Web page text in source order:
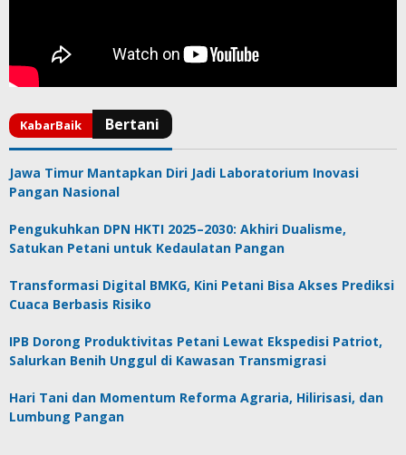
Jawa Timur Mantapkan Diri Jadi Laboratorium Inovasi
Pangan Nasional
Pengukuhkan DPN HKTI 2025–2030: Akhiri Dualisme,
Satukan Petani untuk Kedaulatan Pangan
Transformasi Digital BMKG, Kini Petani Bisa Akses Prediksi
Cuaca Berbasis Risiko
IPB Dorong Produktivitas Petani Lewat Ekspedisi Patriot,
Salurkan Benih Unggul di Kawasan Transmigrasi
Hari Tani dan Momentum Reforma Agraria, Hilirisasi, dan
Lumbung Pangan